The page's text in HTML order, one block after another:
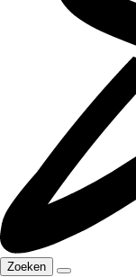
Zoeken